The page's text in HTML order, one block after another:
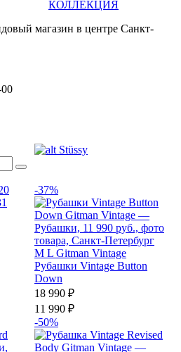
КОЛЛЕКЦИЯ
магазин в центре Санкт-
Stüssy
-37%
M L Gitman Vintage
Рубашки Vintage Button
Down
18 990 ₽
11 990 ₽
-50%